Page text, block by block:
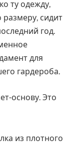
ту одежду,
сидит
год.
для
гардероба.
основу. Это
из плотного